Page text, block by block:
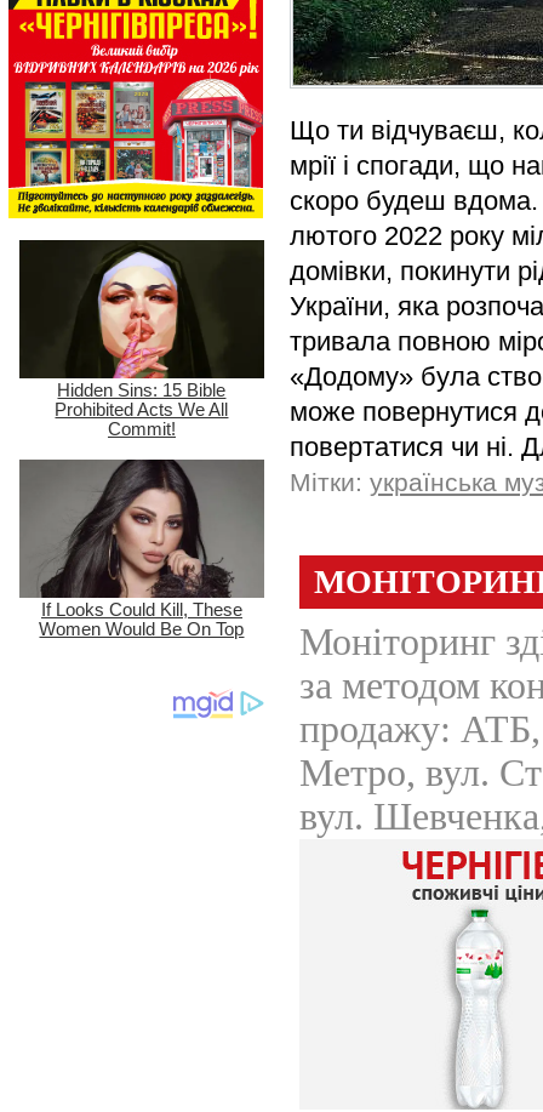
Що ти відчуваєш,
мрії і спогади, що
скоро будеш вдома.
лютого 2022 року
домівки, покинути
України, яка
тривала повною
«Додому» була
може повернутися
повертатися чи ні.
Мітки: українська